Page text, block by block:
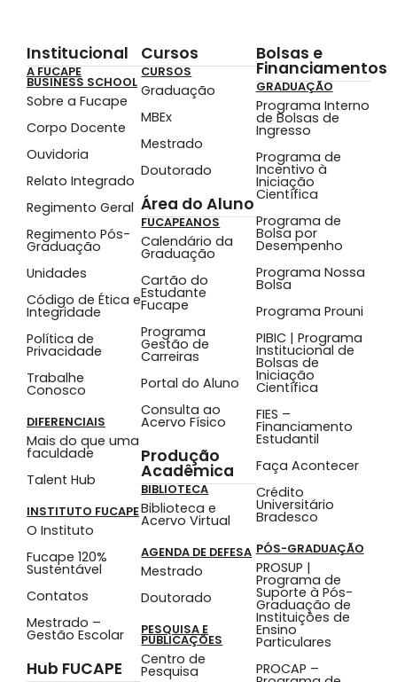
Institucional
A FUCAPE
BUSINESS SCHOOL
Sobre a Fucape
Corpo Docente
Ouvidoria
Relato Integrado
Regimento Geral
Regimento Pós-
Graduação
Unidades
Código de Ética e
Integridade
Política de
Privacidade
Trabalhe
Conosco
DIFERENCIAIS
Mais do que uma
faculdade
Talent Hub
INSTITUTO FUCAPE
O Instituto
Fucape 120%
Sustentável
Contatos
Mestrado –
Gestão Escolar
Hub FUCAPE
Cursos
CURSOS
Graduação
MBEx
Mestrado
Doutorado
Área do Aluno
FUCAPEANOS
Calendário da
Graduação
Cartão do
Estudante
Fucape
Programa
Gestão de
Carreiras
Portal do Aluno
Consulta ao
Acervo Físico
Produção
Acadêmica
BIBLIOTECA
Biblioteca e
Acervo Virtual
AGENDA DE DEFESA
Mestrado
Doutorado
PESQUISA E
PUBLICAÇÕES
Centro de
Pesquisa
Bolsas e
Financiamentos
GRADUAÇÃO
Programa Interno
de Bolsas de
Ingresso
Programa de
Incentivo à
Iniciação
Científica
Programa de
Bolsa por
Desempenho
Programa Nossa
Bolsa
Programa Prouni
PIBIC | Programa
Institucional de
Bolsas de
Iniciação
Científica
FIES –
Financiamento
Estudantil
Faça Acontecer
Crédito
Universitário
Bradesco
PÓS-GRADUAÇÃO
PROSUP |
Programa de
Suporte à Pós-
Graduação de
Instituições de
Ensino
Particulares
PROCAP –